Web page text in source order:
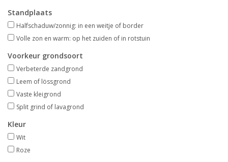
Herfstbloeiers
Schaduwplanten
Aanbiedingen
Bodemverbetering
Overige producten
Advies
Standplaats
Halfschaduw/zonnig: in een weitje of border
Volle zon en warm: op het zuiden of in rotstuin
Voorkeur grondsoort
Verbeterde zandgrond
Leem of lössgrond
Vaste kleigrond
Split grind of lavagrond
Kleur
Wit
Roze